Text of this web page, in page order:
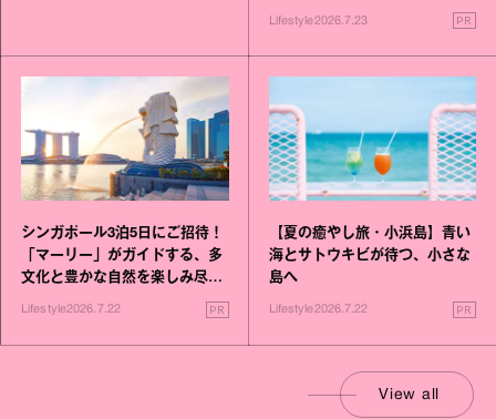
Lifestyle2026.7.23 PR
シンガポール3泊5日にご招待！
「マーリー」がガイドする、多
文化と豊かな自然を楽しみ尽く
Lifestyle2026.7.22 PR
【夏の癒やし旅・小浜島】青い
海とサトウキビが待つ、小さな
島へ
Lifestyle2026.7.22 PR
View all